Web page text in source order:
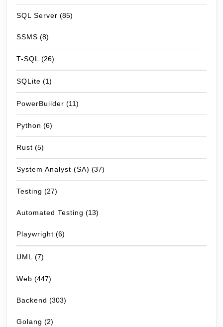
SQL Server (85)
SSMS (8)
T-SQL (26)
SQLite (1)
PowerBuilder (11)
Python (6)
Rust (5)
System Analyst (SA) (37)
Testing (27)
Automated Testing (13)
Playwright (6)
UML (7)
Web (447)
Backend (303)
Golang (2)